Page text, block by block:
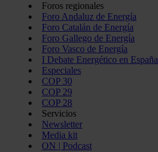
Foros regionales
Foro Andaluz de Energía
Foro Catalán de Energía
Foro Gallego de Energía
Foro Vasco de Energía
I Debate Energético en España
Especiales
COP 30
COP 29
COP 28
Servicios
Newsletter
Media kit
ON | Podcast